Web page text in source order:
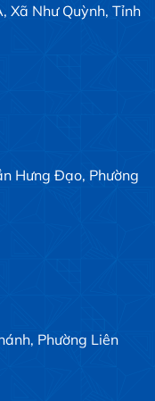
Xã Như Quỳnh, Tỉnh
Hưng Đạo, Phường
Phường Liên